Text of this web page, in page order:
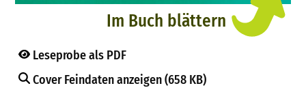
Im Buch blättern
Leseprobe als PDF
Cover Feindaten anzeigen (658 KB)